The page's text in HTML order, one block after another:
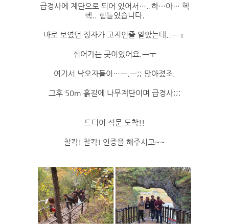
급경사에 계단으로 되어 있어서…..하…아… 헥
헥.. 힘들었습니다.
바로 보였던 정자가 고지인줄 알았는데..ㅡㅜ
쉬어가는 곳이었어요.ㅡㅜ
여기서 낙오자들이…ㅡ.ㅡ;; 많아졌조.
그후 50m 흙길에 나무계단이며 급경사;;;
드디어 석문 도착!!
찰칵! 찰칵! 인증을 해주시고~~